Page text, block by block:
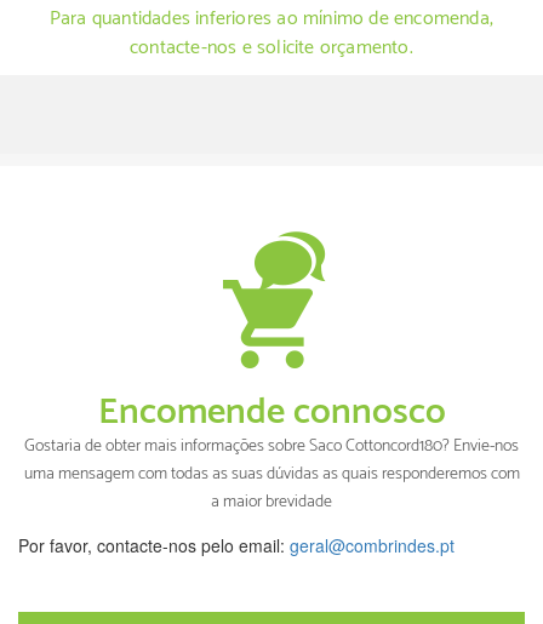
Para quantidades inferiores ao mínimo de encomenda,
contacte-nos e solicite orçamento.
Encomende connosco
Gostaria de obter mais informações sobre Saco Cottoncord180? Envie-nos
uma mensagem com todas as suas dúvidas as quais responderemos com
a maior brevidade
Por favor, contacte-nos pelo email: geral@combrindes.pt